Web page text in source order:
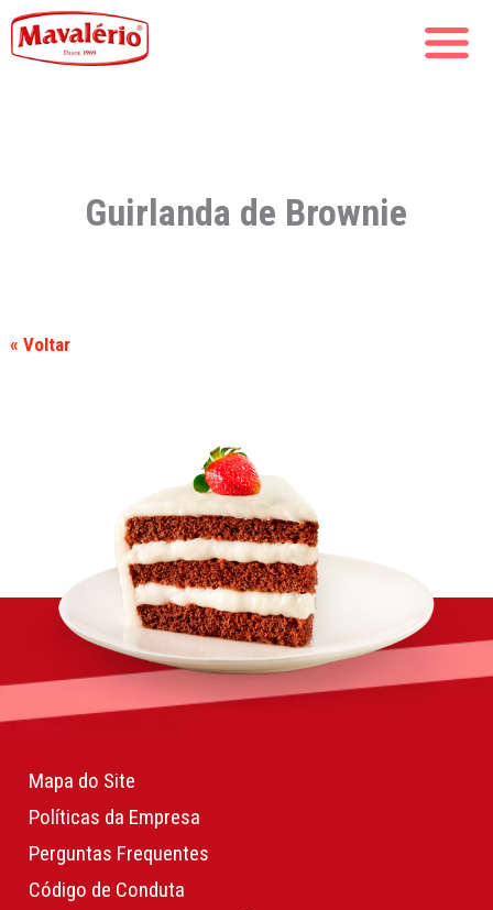
Guirlanda de Brownie
« Voltar
Mapa do Site
Políticas da Empresa
Perguntas Frequentes
Código de Conduta